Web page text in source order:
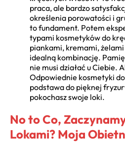
praca, ale bardzo
określenia porowatości i
to fundament. Potem
typami kosmetyków do
piankami, kremami, żelami
idealną kombinację.
nie musi działać u Ciebie.
Odpowiednie kosmetyki
podstawa do pięknej
pokochasz swoje loki.
No to Co,
Lokami? Moja